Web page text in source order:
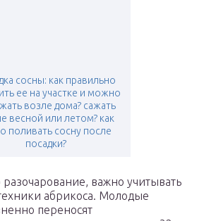
сосны: как правильно
ее на участке и можно
возле дома? сажать
весной или летом? как
поливать сосну после
посадки?
важно учитывать
абрикоса. Молодые
переносят